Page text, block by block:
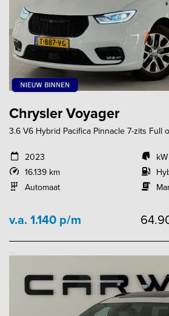
Chrysler Voyager
3.6 V6 Hybrid Pacifica Pinnacle 7-zits Full
2023
16.139 km
Automaat
v.a. 1.140 p/m